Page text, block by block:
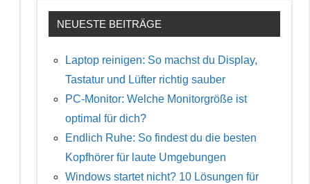
NEUESTE BEITRÄGE
Laptop reinigen: So machst du Display,
Tastatur und Lüfter richtig sauber
PC-Monitor: Welche Monitorgröße ist
optimal für dich?
Endlich Ruhe: So findest du die besten
Kopfhörer für laute Umgebungen
Windows startet nicht? 10 Lösungen für